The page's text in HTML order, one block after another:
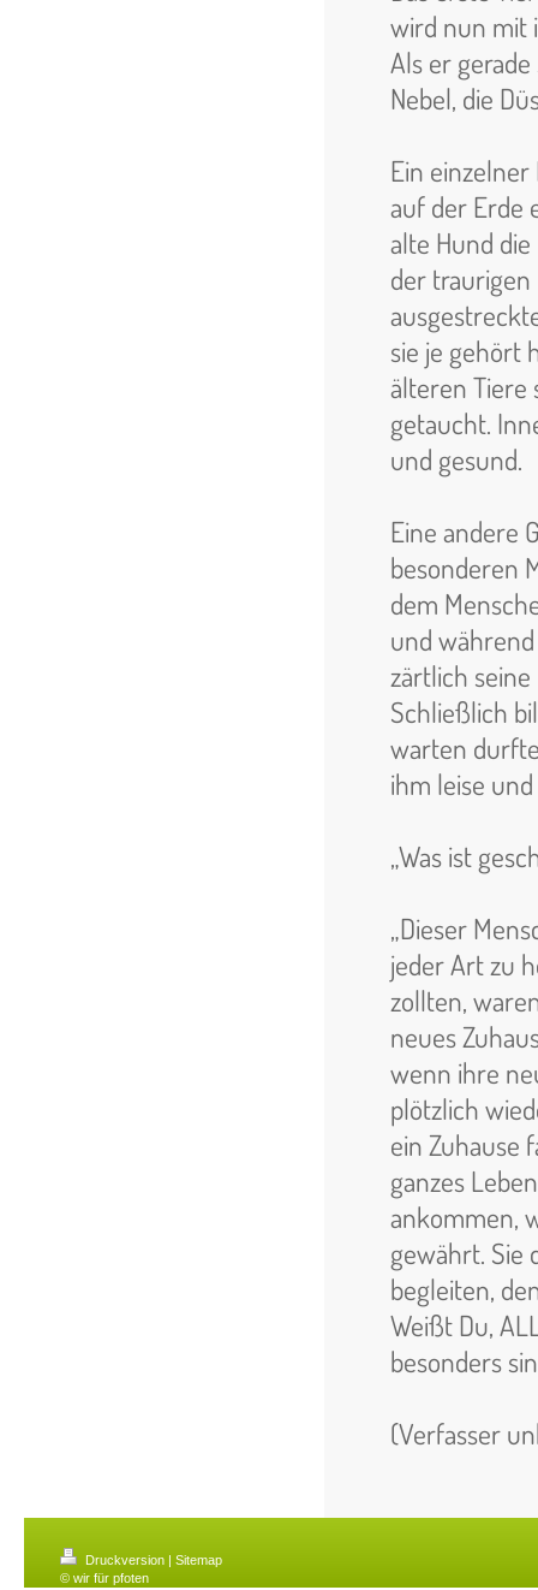
wird nun mit
Als er
Nebel, die
Ein
auf der Erde
alte Hund
der
sie je gehört
älteren Tiere
getaucht.
und gesund.
Eine andere
besonderen
dem
und
zärtlich
Schließlich
warten
ihm leise
„Was ist
„Dieser
jeder Art zu
zollten,
neues
wenn ihre
plötzlich
ein Zuhause
ganzes
ankommen,
gewährt. Sie
begleiten,
Weißt Du,
besonders
(Verfasser
Druckversion | Sitemap
© wir für pfoten